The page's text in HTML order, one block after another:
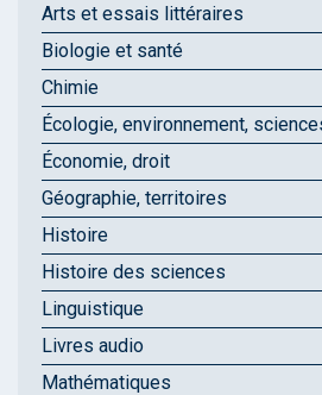
Arts et essais littéraires
Biologie et santé
Chimie
Écologie, environnement,
Économie, droit
Géographie, territoires
Histoire
Histoire des sciences
Linguistique
Livres audio
Mathématiques